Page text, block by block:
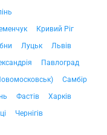
Кривий Ріг
Луцьк
Львів
Павлоград
Самбір
Фастів
Харків
Чернігів